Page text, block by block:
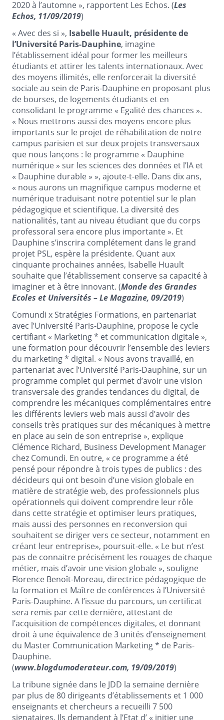
2020 à l’automne », rapportent Les Echos. (Les
Echos, 11/09/2019)
« Avec des si », Isabelle Huault, présidente de
l’Université Paris-Dauphine, imagine
l’établissement idéal pour former les meilleurs
étudiants et attirer les talents internationaux. Avec
des moyens illimités, elle renforcerait la diversité
sociale au sein de Paris-Dauphine en proposant plus
de bourses, de logements étudiants et en
consolidant le programme « Egalité des chances ».
« Nous mettrons aussi des moyens encore plus
importants sur le projet de réhabilitation de notre
campus parisien et sur deux projets transversaux
que nous lançons : le programme « Dauphine
numérique » sur les sciences des données et l’IA et
« Dauphine durable » », ajoute-t-elle. Dans dix ans,
« nous aurons un magnifique campus moderne et
numérique traduisant notre potentiel sur le plan
pédagogique et scientifique. La diversité des
nationalités, tant au niveau étudiant que du corps
professoral sera encore plus importante ». Et
Dauphine s’inscrira complétement dans le grand
projet PSL, espère la présidente. Quant aux
cinquante prochaines années, Isabelle Huault
souhaite que l’établissement conserve sa capacité à
imaginer et à être innovant. (Monde des Grandes
Ecoles et Universités – Le Magazine, 09/2019)
Comundi x Stratégies Formations, en partenariat
avec l’Université Paris-Dauphine, propose le cycle
certifiant « Marketing * et communication digitale »,
une formation pour découvrir l’ensemble des leviers
du marketing * digital. « Nous avons travaillé, en
partenariat avec l’Université Paris-Dauphine, sur un
programme complet qui permet d’avoir une vision
transversale des grandes tendances du digital, de
comprendre les mécaniques complémentaires entre
les différents leviers web mais aussi d’avoir des
conseils très pratiques sur des mécaniques à mettre
en place au sein de son entreprise », explique
Clémence Richard, Business Development Manager
chez Comundi. En outre, « ce programme a été
pensé pour répondre à trois types de publics : des
décideurs qui ont besoin d’une vision globale en
matière de stratégie web, des professionnels plus
opérationnels qui doivent comprendre leur rôle
dans cette stratégie et optimiser leurs pratiques,
mais aussi des personnes en reconversion qui
souhaitent se diriger vers ce secteur, notamment en
créant leur entreprise», poursuit-elle. « Le but n’est
pas de connaitre précisément les rouages de chaque
métier, mais d’avoir une vision globale », souligne
Florence Benoît-Moreau, directrice pédagogique de
la formation et Maître de conférences à l’Université
Paris-Dauphine. A l’issue du parcours, un certificat
sera remis par cette dernière, attestant de
l’acquisition de compétences digitales, et donnant
droit à une équivalence de 3 unités d’enseignement
du Master Communication Marketing * de Paris-
Dauphine.
(www.blogdumoderateur.com, 19/09/2019)
La tribune signée dans le JDD la semaine dernière
par plus de 80 dirigeants d’établissements et 1 000
enseignants et chercheurs a recueilli 7 500
signataires. Ils demandent à l’Etat d’ « initier une